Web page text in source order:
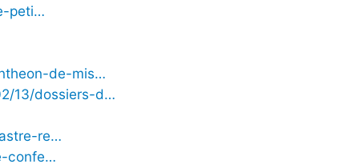
peti…
de-mis…
13/dossiers-d…
re…
confe…